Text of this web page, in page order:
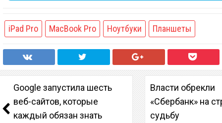
iPad Pro MacBook Pro Ноутбуки Планшеты
Google запустила шесть
веб-сайтов, которые
каждый обязан знать
Власти обрекли
«Сбербанк» на
судьбу